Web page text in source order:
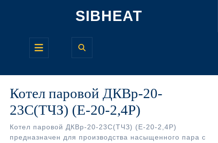
SIBHEAT
Кнопка
Котел паровой ДКВр-20-
23С(ТЧЗ) (Е-20-2,4Р)
Котел паровой ДКВр-20-23С(ТЧЗ) (Е-20-2,4Р)
предназначен для производства насыщенного пара с